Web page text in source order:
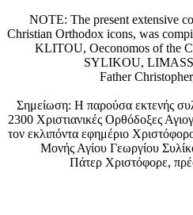
NOTE: The present extensive
Christian Orthodox icons, was
KLITOU, Oeconomos of the
SYLIKOU,
Father
Σημείωση: Η παρούσα εκτενής
2300 Χριστιανικές Ορθόδοξες
τον εκλιπόντα εφημέριο
Μονής Αγίου Γεωργίου
Πάτερ Χριστόφορε,